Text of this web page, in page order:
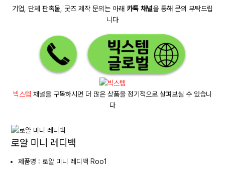
기업, 단체 판촉물, 굿즈 제작 문의는 아래 카톡 채널을 통해 문의 부탁드립
니다
빅스템 채널을 구독하시면 더 많은 상품을 정기적으로 살펴보실 수 있습니
다
로얄 미니 레디백
제품명 : 로얄 미니 레디백 Roo1